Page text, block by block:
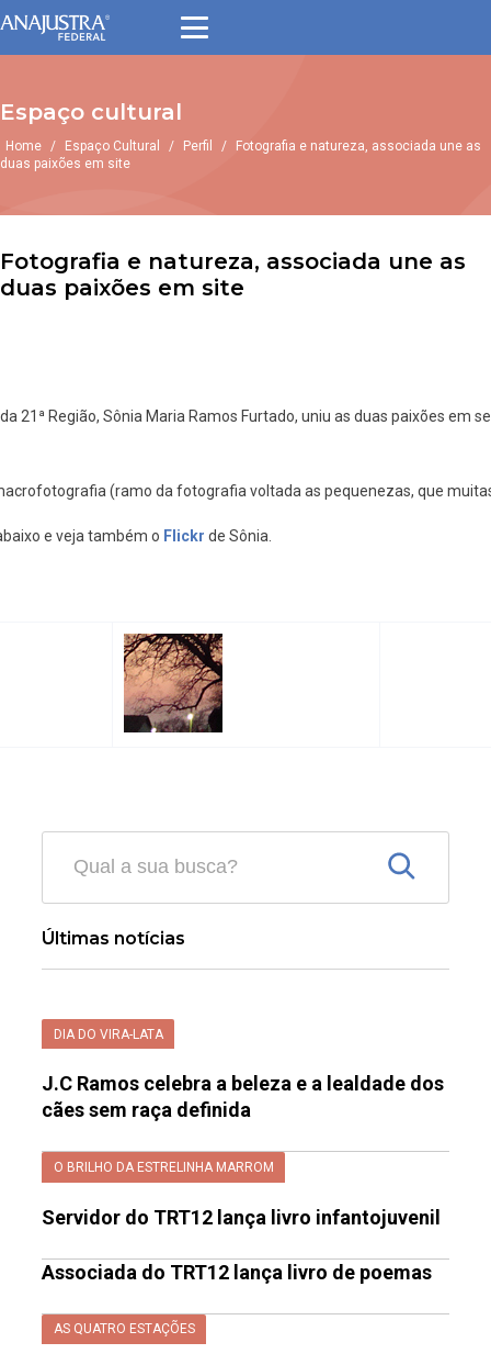
Espaço cultural
Home / Espaço Cultural / Perfil /
Fotografia e natureza, associada une as
duas paixões em site
Fotografia e natureza, associada une as
duas paixões em site
21ª Região, Sônia Maria Ramos Furtado, uniu as duas paixões em
(ramo da fotografia voltada as pequenezas, que
e veja também o Flickr de Sônia.
Últimas notícias
DIA DO VIRA-LATA
J.C Ramos celebra a beleza e a lealdade dos
cães sem raça definida
O BRILHO DA ESTRELINHA MARROM
Servidor do TRT12 lança livro infantojuvenil
Associada do TRT12 lança livro de poemas
AS QUATRO ESTAÇÕES